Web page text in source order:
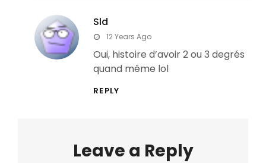
Sld
says:12 Years Ago
Oui, histoire d’avoir 2 ou 3 degrés
quand même lol
REPLY
Leave a Reply